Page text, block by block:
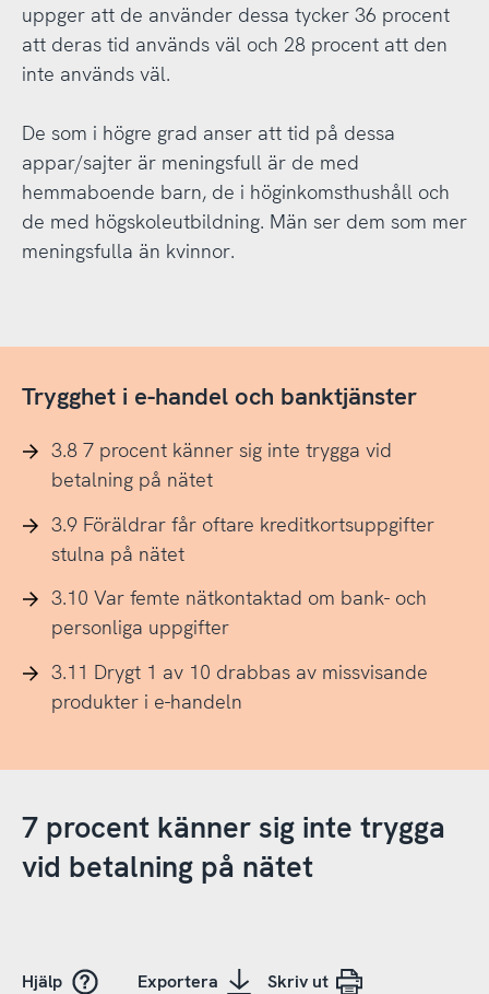
uppger att de använder dessa tycker 36 procent
att deras tid används väl och 28 procent att den
inte används väl.
De som i högre grad anser att tid på dessa
appar/sajter är meningsfull är de med
hemmaboende barn, de i höginkomsthushåll och
de med högskoleutbildning. Män ser dem som mer
meningsfulla än kvinnor.
Trygghet i e-handel och banktjänster
3.8 7 procent känner sig inte trygga vid
betalning på nätet
3.9 Föräldrar får oftare kreditkortsuppgifter
stulna på nätet
3.10 Var femte nätkontaktad om bank- och
personliga uppgifter
3.11 Drygt 1 av 10 drabbas av missvisande
produkter i e-handeln
7 procent känner sig inte trygga
vid betalning på nätet
Hjälp Exportera Skriv ut